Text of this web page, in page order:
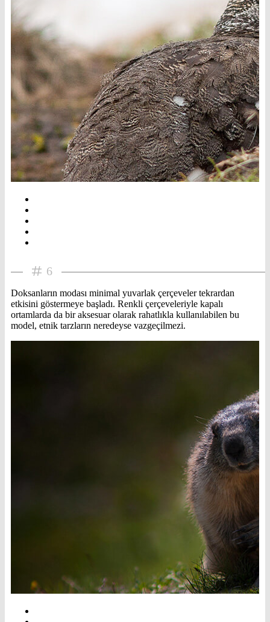
6
Doksanların modası minimal yuvarlak çerçeveler tekrardan
etkisini göstermeye başladı. Renkli çerçeveleriyle kapalı
ortamlarda da bir aksesuar olarak rahatlıkla kullanılabilen bu
model, etnik tarzların neredeyse vazgeçilmezi.